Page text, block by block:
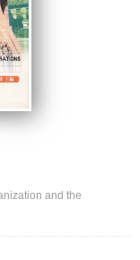
and the